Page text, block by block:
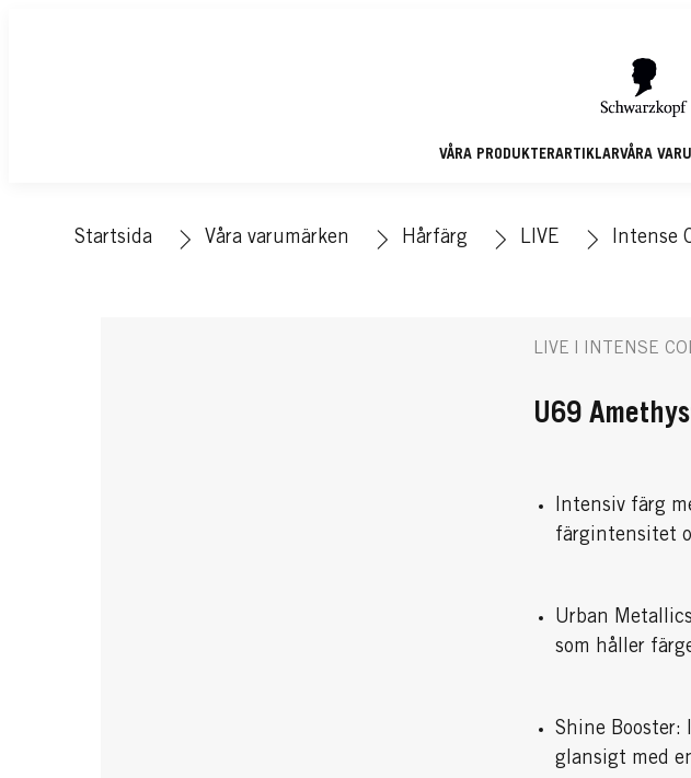
VÅRA PRODUKTERARTIKLARVÅRA
Startsida Våra varumärken Hårfärg LIVE Intense
LIVE | INTENSE
U69
Intensiv färg
färgintensitet
Urban
som håller
Shine Booster:
glansigt med